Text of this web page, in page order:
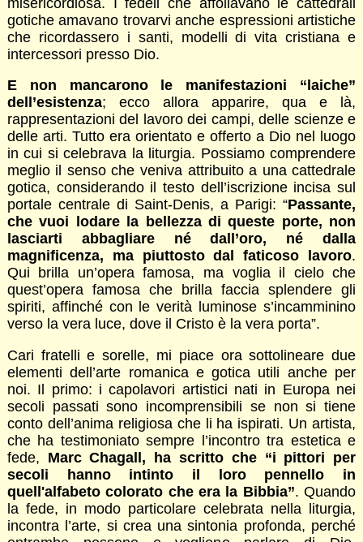
gotiche amavano trovarvi anche espressioni artistiche
che ricordassero i santi, modelli di vita cristiana e
intercessori presso Dio.
E non mancarono le manifestazioni “laiche”
dell’esistenza; ecco allora apparire, qua e là,
rappresentazioni del lavoro dei campi, delle scienze e
delle arti. Tutto era orientato e offerto a Dio nel luogo
in cui si celebrava la liturgia. Possiamo comprendere
meglio il senso che veniva attribuito a una cattedrale
gotica, considerando il testo dell’iscrizione incisa sul
portale centrale di Saint-Denis, a Parigi: “Passante,
che vuoi lodare la bellezza di queste porte, non
lasciarti abbagliare né dall’oro, né dalla
magnificenza, ma piuttosto dal faticoso lavoro.
Qui brilla un’opera famosa, ma voglia il cielo che
quest’opera famosa che brilla faccia splendere gli
spiriti, affinché con le verità luminose s’incamminino
verso la vera luce, dove il Cristo è la vera porta”.
Cari fratelli e sorelle, mi piace ora sottolineare due
elementi dell’arte romanica e gotica utili anche per
noi. Il primo: i capolavori artistici nati in Europa nei
secoli passati sono incomprensibili se non si tiene
conto dell’anima religiosa che li ha ispirati. Un artista,
che ha testimoniato sempre l’incontro tra estetica e
fede, Marc Chagall, ha scritto che “i pittori per
secoli hanno intinto il loro pennello in
quell'alfabeto colorato che era la Bibbia”. Quando
la fede, in modo particolare celebrata nella liturgia,
incontra l’arte, si crea una sintonia profonda, perché